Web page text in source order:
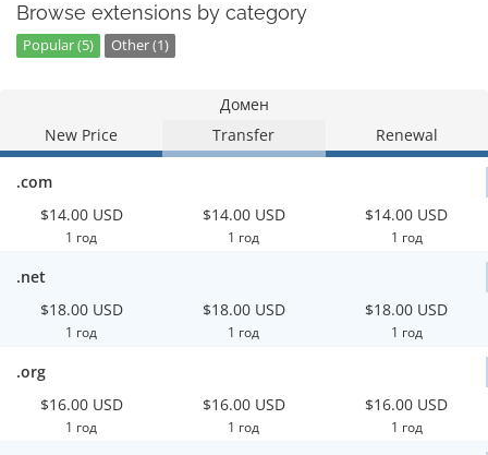
Browse extensions by category
Popular (5) Other (1)
Домен
New Price
Transfer Renewal
.com
$14.00 USD
1 год
$14.00 USD
1 год
$14.00 USD
1 год
.net
$18.00 USD
1 год
$18.00 USD
1 год
$18.00 USD
1 год
.org
$16.00 USD
1 год
$16.00 USD
1 год
$16.00 USD
1 год